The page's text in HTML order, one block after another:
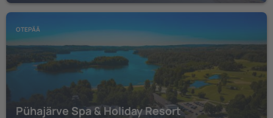
OTEPÄÄ
Pühajärve Spa & Holiday Resort